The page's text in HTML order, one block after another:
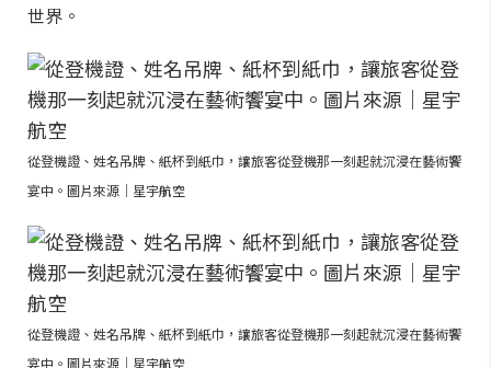
世界。
從登機證、姓名吊牌、紙杯到紙巾，讓旅客從登機那一刻起就沉浸在藝術饗
宴中。圖片來源｜星宇航空
從登機證、姓名吊牌、紙杯到紙巾，讓旅客從登機那一刻起就沉浸在藝術饗
宴中。圖片來源｜星宇航空